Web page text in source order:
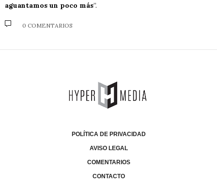
aguantamos un poco más”.
0 COMENTARIOS
POLÍTICA DE PRIVACIDAD
AVISO LEGAL
COMENTARIOS
CONTACTO